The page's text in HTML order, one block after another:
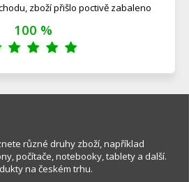
zboží přišlo poctivě zabaleno
100 %
různé druhy zboží, například
počítače, notebooky, tablety a další.
na českém trhu.